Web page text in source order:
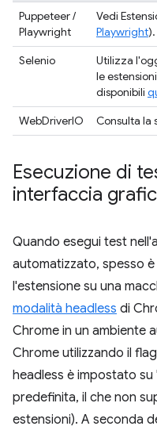
Puppeteer /
Playwright
Vedi
Playwright).
Selenio
Utilizza
le
disponibili
WebDriverIO
Consulta la
Esecuzione di
interfaccia
Quando esegui test
automatizzato, spesso
l'estensione su una
modalità headless di
Chrome in un ambiente
Chrome utilizzando il flag
headless è impostato
predefinita, il che non
estensioni). A seconda